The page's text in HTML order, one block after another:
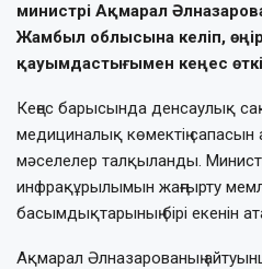
министрі Ақмарал
Жамбыл облысына келіп,
қауымдастығымен кеңес
Кеңес барысында денсаулық
медициналық көмектің сапасын
мәселелер талқыланды.
инфрақұрылымын жаңғырту
басымдықтарының бірі екенін
Ақмарал Әлназарованың